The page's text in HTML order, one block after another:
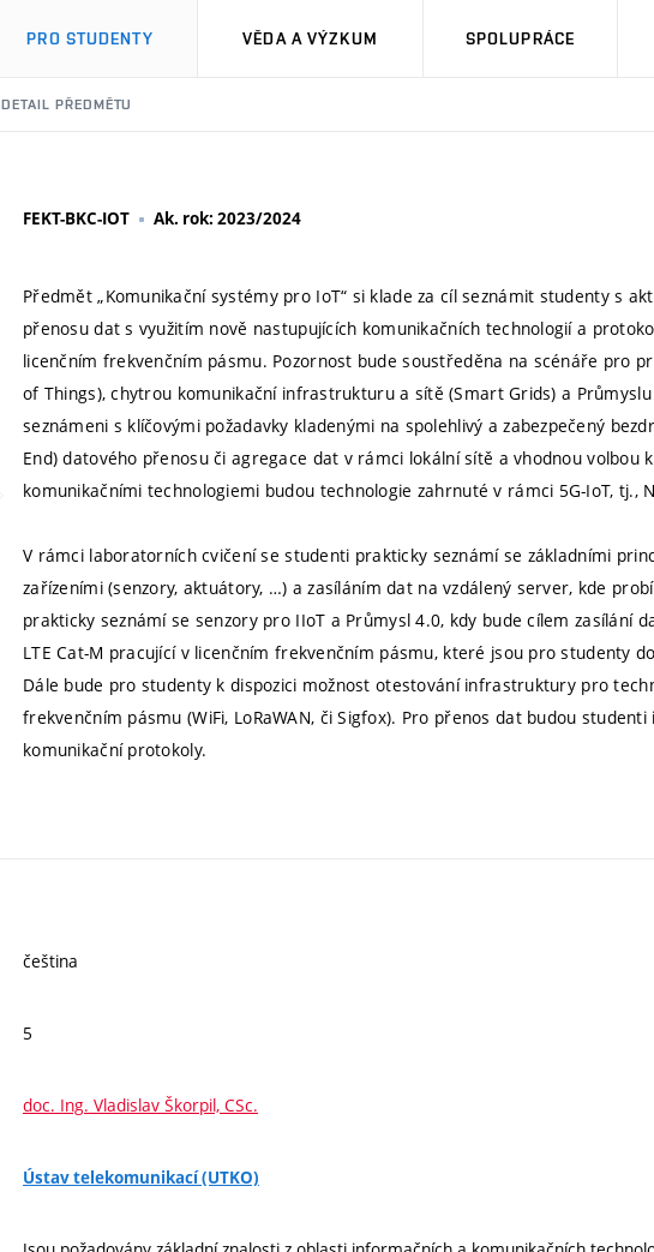
PRO STUDENTY VĚDA A VÝZKUM SPOLUPRÁCE
DETAIL PŘEDMĚTU
FEKT-BKC-IOT Ak. rok: 2023/2024
Předmět „Komunikační systémy pro IoT“ si klade za cíl seznámit studenty s
přenosu dat s využitím nově nastupujících komunikačních technologií a
licenčním frekvenčním pásmu. Pozornost bude soustředěna na scénáře pro
of Things), chytrou komunikační infrastrukturu a sítě (Smart Grids) a
seznámeni s klíčovými požadavky kladenými na spolehlivý a zabezpečený
End) datového přenosu či agregace dat v rámci lokální sítě a vhodnou volbou
komunikačními technologiemi budou technologie zahrnuté v rámci 5G-IoT, tj.,
V rámci laboratorních cvičení se studenti prakticky seznámí se základními
zařízeními (senzory, aktuátory, …) a zasíláním dat na vzdálený server, kde
prakticky seznámí se senzory pro IIoT a Průmysl 4.0, kdy bude cílem zasílání
LTE Cat-M pracující v licenčním frekvenčním pásmu, které jsou pro studenty
Dále bude pro studenty k dispozici možnost otestování infrastruktury pro
frekvenčním pásmu (WiFi, LoRaWAN, či Sigfox). Pro přenos dat budou
komunikační protokoly.
čeština
5
doc. Ing. Vladislav Škorpil, CSc.
Ústav telekomunikací (UTKO)